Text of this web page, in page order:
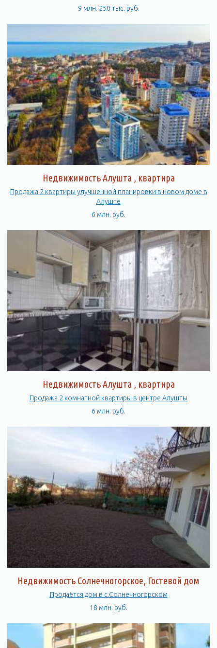
9 млн. 250 тыс. руб.
Недвижимость Алушта , квартира
Продажа 2 квартиры улучшенной планировки в новом доме в
Алуште
6 млн. руб.
Недвижимость Алушта , квартира
Продажа 2 комнатной квартиры в центре Алушты
6 млн. руб.
Недвижимость Солнечногорское, Гостевой дом
Продаётся дом в с.Солнечногорском
18 млн. руб.